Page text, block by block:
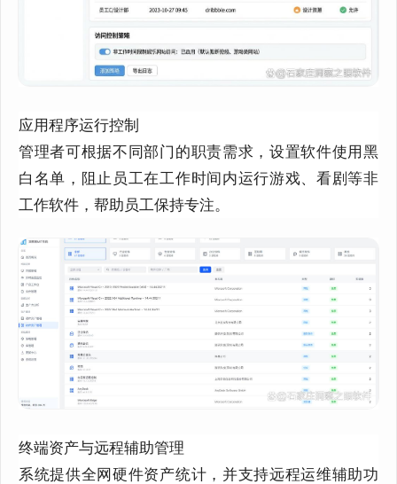
应用程序运行控制
管理者可根据不同部门的职责需求，设置软件使用黑
白名单，阻止员工在工作时间内运行游戏、看剧等非
工作软件，帮助员工保持专注。
终端资产与远程辅助管理
系统提供全网硬件资产统计，并支持远程运维辅助功